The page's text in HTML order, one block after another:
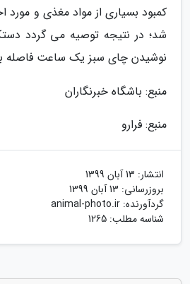
کمبود بسیاری از مواد مغذی و مورد
شد؛ در نتیجه توصیه می گردد
نوشیدن چای سبز یک ساعت فاصله
منبع: باشگاه خبرنگاران
منبع: فرارو
انتشار: 13 آبان 1399
بروزرسانی: 13 آبان 1399
گردآورنده: animal-photo.ir
شناسه مطلب: 1265